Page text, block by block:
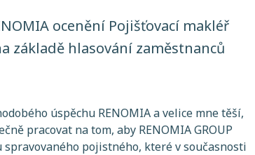
ocenění Pojišťovací makléř
základě hlasování zaměstnanců
úspěchu RENOMIA a velice mne těší,
pracovat na tom, aby RENOMIA GROUP
pojistného, které v současnosti